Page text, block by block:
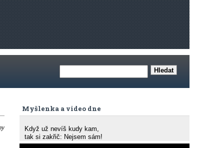
Myšlenka a video dne
Když už nevíš kudy kam,
tak si zakřič: Nejsem sám!